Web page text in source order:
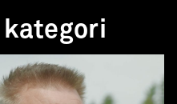
kategori